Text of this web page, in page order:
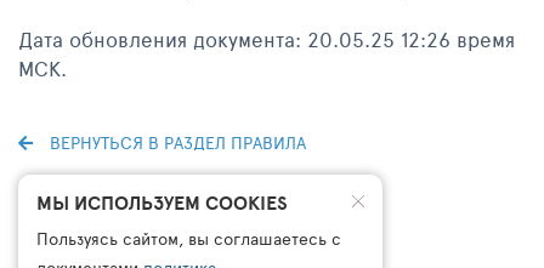
Дата обновления документа: 20.05.25 12:26 время
МСК.
ВЕРНУТЬСЯ В РАЗДЕЛ ПРАВИЛА
МЫ ИСПОЛЬЗУЕМ COOKIES
Пользуясь сайтом, вы соглашаетесь с